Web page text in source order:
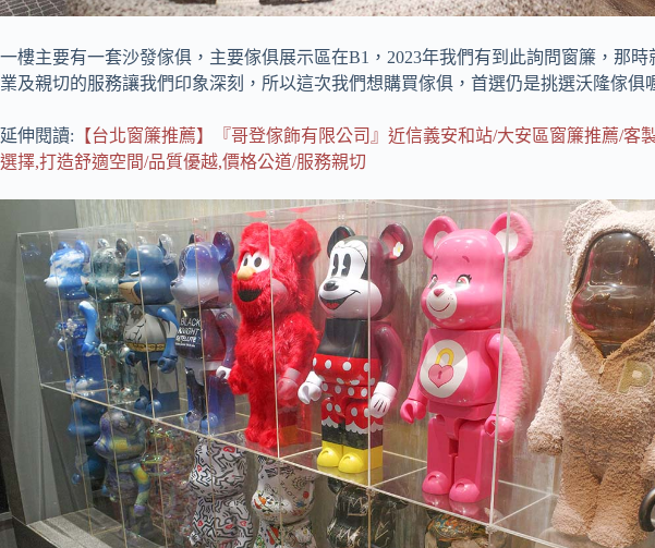
一樓主要有一套沙發傢俱，主要傢俱展示區在B1，2023年我們有到此詢問窗簾，那
業及親切的服務讓我們印象深刻，所以這次我們想購買傢俱，首選仍是挑選沃隆傢俱
延伸閱讀: 【台北窗簾推薦】『哥登傢飾有限公司』近信義安和站/大安區窗簾推薦/客
選擇,打造舒適空間/品質優越,價格公道/服務親切